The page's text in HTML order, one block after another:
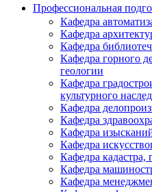
Профессиональная
Кафедра
Кафедра
Кафедра
Кафедра горного
геологии
Кафедра
культурного
Кафедра
Кафедра
Кафедра
Кафедра
Кафедра кадастра,
Кафедра
Кафедра